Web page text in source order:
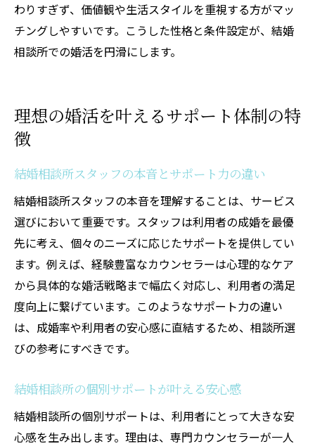
わりすぎず、価値観や生活スタイルを重視する方がマッ
チングしやすいです。こうした性格と条件設定が、結婚
相談所での婚活を円滑にします。
理想の婚活を叶えるサポート体制の特
徴
結婚相談所スタッフの本音とサポート力の違い
結婚相談所スタッフの本音を理解することは、サービス
選びにおいて重要です。スタッフは利用者の成婚を最優
先に考え、個々のニーズに応じたサポートを提供してい
ます。例えば、経験豊富なカウンセラーは心理的なケア
から具体的な婚活戦略まで幅広く対応し、利用者の満足
度向上に繋げています。このようなサポート力の違い
は、成婚率や利用者の安心感に直結するため、相談所選
びの参考にすべきです。
結婚相談所の個別サポートが叶える安心感
結婚相談所の個別サポートは、利用者にとって大きな安
心感を生み出します。理由は、専門カウンセラーが一人